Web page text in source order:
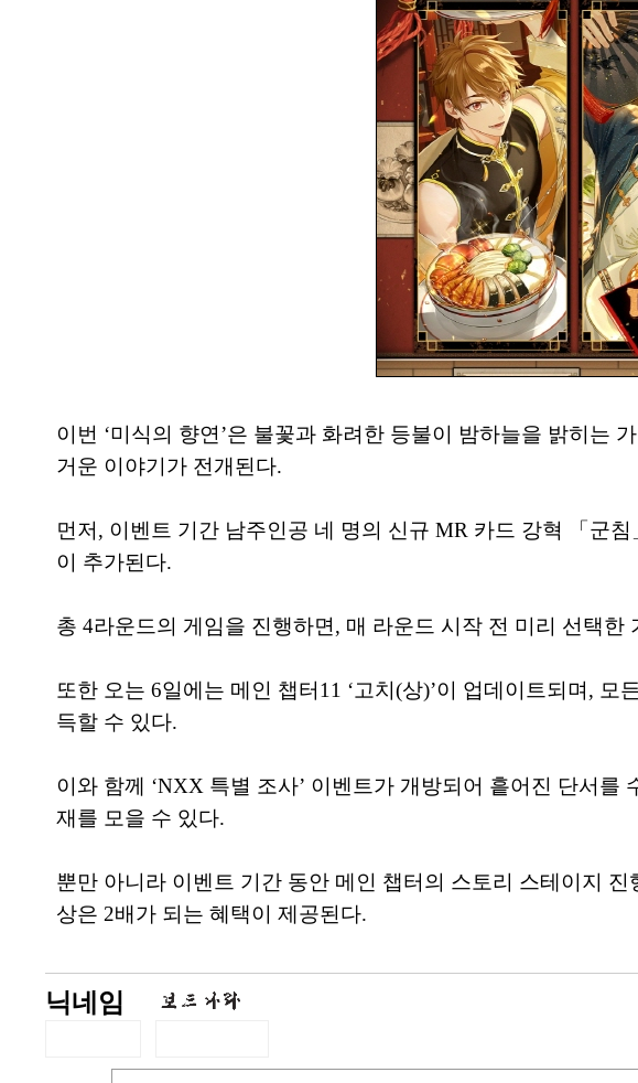
이번 ‘미식의 향연’은 불꽃과 화려한 등불이 밤하늘을 밝히는
거운 이야기가 전개된다.
먼저, 이벤트 기간 남주인공 네 명의 신규 MR 카드 강혁 「군
이 추가된다.
총 4라운드의 게임을 진행하면, 매 라운드 시작 전 미리 선택한
또한 오는 6일에는 메인 챕터11 ‘고치(상)’이 업데이트되며, 모
득할 수 있다.
이와 함께 ‘NXX 특별 조사’ 이벤트가 개방되어 흩어진 단서를
재를 모을 수 있다.
뿐만 아니라 이벤트 기간 동안 메인 챕터의 스토리 스테이지
상은 2배가 되는 혜택이 제공된다.
닉네임